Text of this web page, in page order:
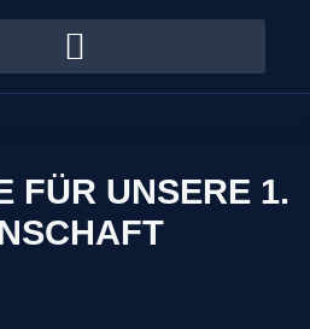
FÜR UNSERE 1.